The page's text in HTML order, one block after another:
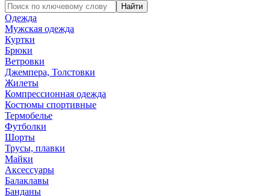
Найти
Одежда
Мужская одежда
Куртки
Брюки
Ветровки
Джемпера, Толстовки
Жилеты
Компрессионная одежда
Костюмы спортивные
Термобелье
Футболки
Шорты
Трусы, плавки
Майки
Аксессуары
Балаклавы
Банданы